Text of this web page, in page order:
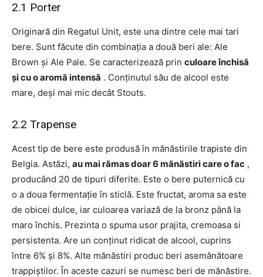
2.1 Porter
Originară din Regatul Unit, este una dintre cele mai tari
bere. Sunt făcute din combinația a două beri ale: Ale
Brown și Ale Pale. Se caracterizează prin culoare închisă
și cu o aromă intensă . Conținutul său de alcool este
mare, deși mai mic decât Stouts.
2.2 Trapense
Acest tip de bere este produsă în mănăstirile trapiste din
Belgia. Astăzi, au mai rămas doar 6 mănăstiri care o fac ,
producând 20 de tipuri diferite. Este o bere puternică cu
o a doua fermentație în sticlă. Este fructat, aroma sa este
de obicei dulce, iar culoarea variază de la bronz până la
maro închis. Prezinta o spuma usor prajita, cremoasa si
persistenta. Are un conținut ridicat de alcool, cuprins
între 6% și 8%. Alte mănăstiri produc beri asemănătoare
trappiștilor. În aceste cazuri se numesc beri de mănăstire.